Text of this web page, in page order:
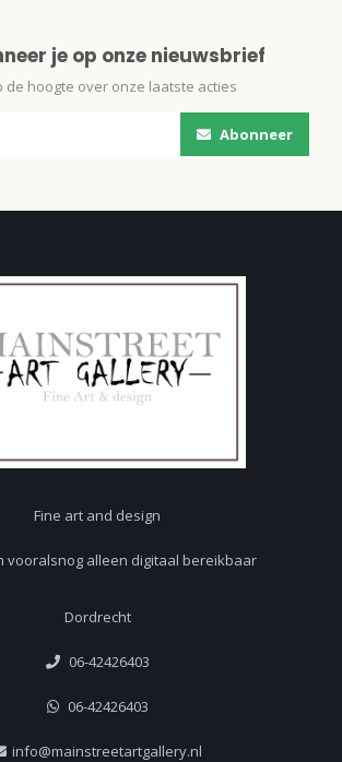
je op onze nieuwsbrief
de hoogte over onze laatste acties
Abonneer
Fine art and design
vooralsnog alleen digitaal bereikbaar
Dordrecht
06-42426403
06-42426403
info@mainstreetartgallery.nl